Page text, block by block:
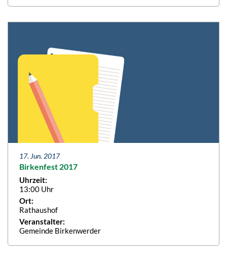
17. Jun. 2017
Birkenfest 2017
Uhrzeit:
13:00 Uhr
Ort:
Rathaushof
Veranstalter:
Gemeinde Birkenwerder